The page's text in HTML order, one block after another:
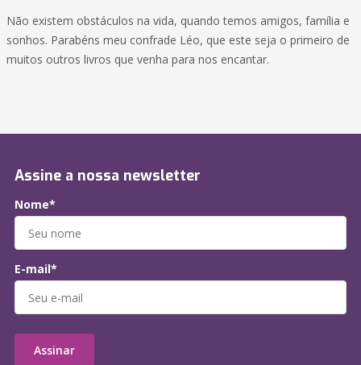
Não existem obstáculos na vida, quando temos amigos, família e
sonhos. Parabéns meu confrade Léo, que este seja o primeiro de
muitos outros livros que venha para nos encantar.
Assine a nossa newsletter
Nome*
E-mail*
Assinar